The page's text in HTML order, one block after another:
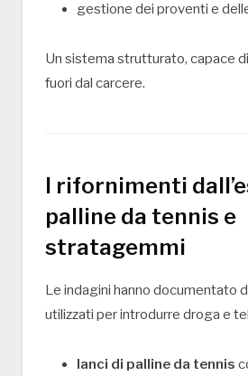
gestione dei proventi e
Un sistema strutturato, capace
fuori dal carcere.
I rifornimenti
palline da tennis e
stratagemmi
Le indagini hanno documentato
utilizzati per introdurre droga e
lanci di palline da tennis